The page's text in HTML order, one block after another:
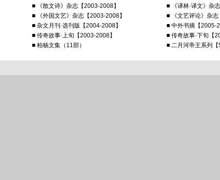
■ 《散文诗》杂志【2003-2008】
■ 《译林·译文》杂
■ 《外国文艺》杂志【2003-2008】
■ 《文艺评论》杂
■ 杂文月刊·选刊版【2004-2008】
■ 中外书摘【2005-
■ 传奇故事·上旬【2003-2008】
■ 传奇故事·下旬【
■ 柏杨文集（11部）
■ 二月河帝王系列【